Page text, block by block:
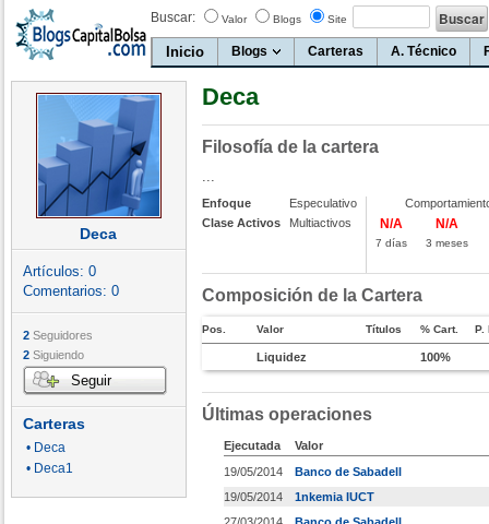
Buscar: Valor Blogs Site
Inicio Blogs Carteras A. Técnico
Deca
Artículos: 0
Comentarios: 0
2 Seguidores
2 Siguiendo
Seguir
Carteras
• Deca
• Deca1
Deca
Filosofía de la cartera
...
Enfoque
Especulativo
Clase Activos
Multiactivos N/A
7 días
N/A
3 meses
Composición de la Cartera
Pos. Valor Títulos % Cart. P.
Liquidez 100%
Últimas operaciones
Ejecutada
Valor
19/05/2014
Banco de Sabadell
19/05/2014
1nkemia IUCT